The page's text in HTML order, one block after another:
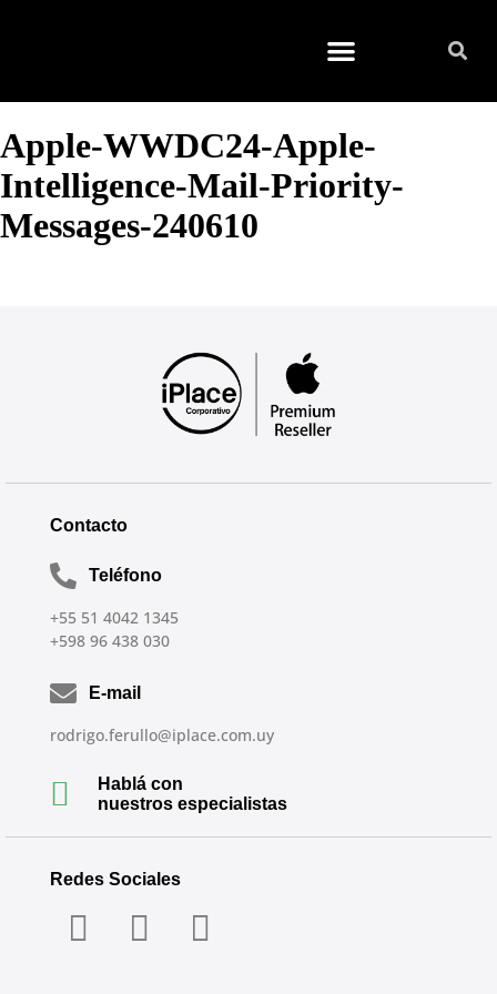
Apple-WWDC24-Apple-
Intelligence-Mail-Priority-
Messages-240610
Contacto
Teléfono
+55 51 4042 1345
+598 96 438 030
E-mail
rodrigo.ferullo@iplace.com.uy
Hablá con
nuestros especialistas
Redes Sociales